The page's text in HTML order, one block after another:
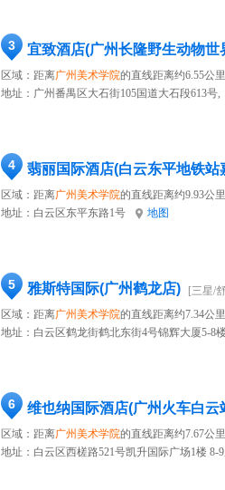
3 宜致酒店(广州长隆野生动物世
区域：距离广州美术学院的直线距离约6.55公里
地址： 广州番禺区大石街105国道大石段613号,
4 翡丽国际酒店(白云东平地铁站
区域：距离广州美术学院的直线距离约9.93公里
地址： 白云区东平东路1号 地图
5 雅斯特国际(广州鹤龙店)
[三星/
区域：距离广州美术学院的直线距离约7.34公里
地址： 白云区鹤龙街鹤北东街4号锦辉大厦5-8
6 维也纳国际酒店(广州火车白云
区域：距离广州美术学院的直线距离约7.67公里
地址： 白云区西槎路521号凯升国际广场1楼 8-